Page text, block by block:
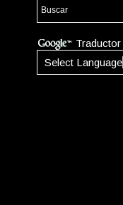
Traductor
Select Language